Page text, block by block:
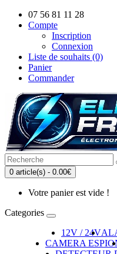
07 56 81 11 28
Compte
Inscription
Connexion
Liste de souhaits (0)
Panier
Commander
0 article(s) - 0.00€
Votre panier est vide !
Categories
12V / 24V
CAMERA